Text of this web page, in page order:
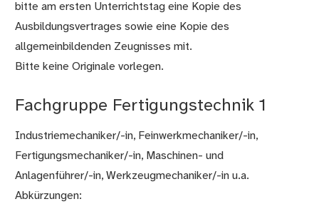
bitte am ersten Unterrichtstag eine Kopie des
Ausbildungsvertrages sowie eine Kopie des
allgemeinbildenden Zeugnisses mit.
Bitte keine Originale vorlegen.
Fachgruppe Fertigungstechnik 1
Industriemechaniker/-in, Feinwerkmechaniker/-in,
Fertigungsmechaniker/-in, Maschinen- und
Anlagenführer/-in, Werkzeugmechaniker/-in u.a.
Abkürzungen: